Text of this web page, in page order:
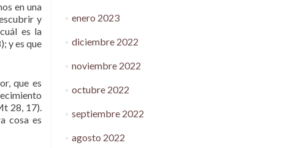
en una
y
es la
y es que
que es
28, 17).
cosa es
enero 2023
diciembre 2022
noviembre 2022
octubre 2022
septiembre 2022
agosto 2022